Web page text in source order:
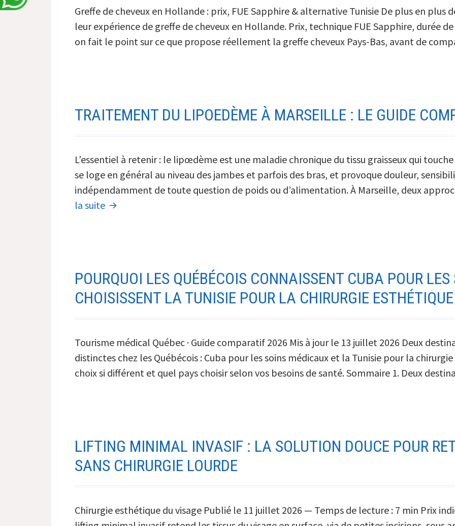
Greffe de cheveux en Hollande : prix, FUE Sapphire & alternative Tunisie De plus en
leur expérience de greffe de cheveux en Hollande. Prix, technique FUE Sapphire, durée
on fait le point sur ce que propose réellement la greffe cheveux Pays-Bas, avant de
TRAITEMENT DU LIPOEDÈME À MARSEILLE : LE GUIDE
L’essentiel à retenir : le lipœdème est une maladie chronique du tissu graisseux qui
se loge en général au niveau des jambes et parfois des bras, et provoque douleur,
indépendamment de toute question de poids ou d’alimentation. À Marseille, deux
la suite Traitement
:
Le
POURQUOI LES QUÉBÉCOIS CONNAISSENT CUBA POUR
CHOISISSENT LA TUNISIE POUR LA CHIRURGIE
Tourisme médical Québec · Guide comparatif 2026 Mis à jour le 13 juillet 2026 Deux
distinctes chez les Québécois : Cuba pour les soins médicaux et la Tunisie pour la
choix si différent et quel pays choisir selon vos besoins de santé. Sommaire 1. Deux
LIFTING MINIMAL INVASIF : LA SOLUTION DOUCE POUR
SANS CHIRURGIE LOURDE
Chirurgie esthétique du visage Publié le 11 juillet 2026 — Temps de lecture : 7 min Prix